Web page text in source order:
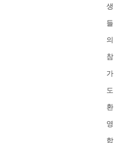
생
들
의
참
가
도
환
영
합